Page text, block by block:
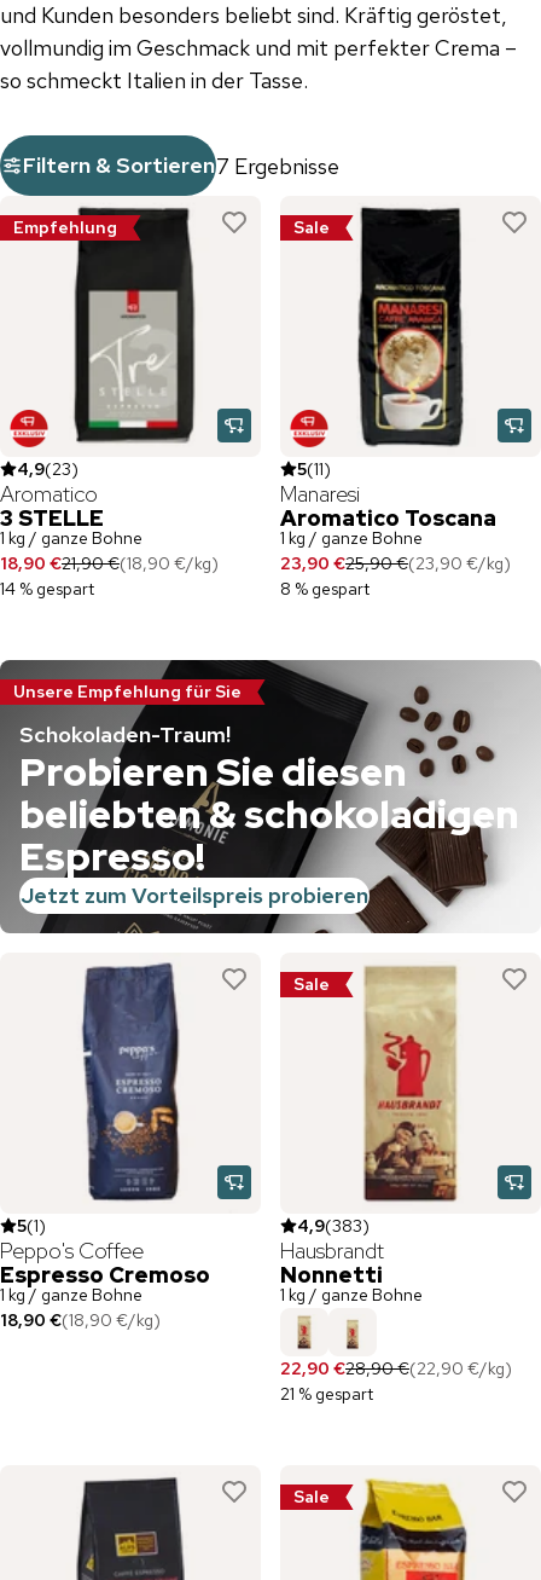
und Kunden besonders beliebt sind. Kräftig geröstet,
vollmundig im Geschmack und mit perfekter Crema –
so schmeckt Italien in der Tasse.
Filtern & Sortieren7 Ergebnisse
Empfehlung
4,9(23)
Aromatico
3 STELLE
1 kg / ganze Bohne
18,90 €21,90 €(18,90 €/kg)
14 % gespart
Sale
5(11)
Manaresi
Aromatico Toscana
1 kg / ganze Bohne
23,90 €25,90 €(23,90 €/kg)
8 % gespart
Unsere Empfehlung für Sie
Schokoladen-Traum!
Probieren Sie diesen
beliebten & schokoladigen
Espresso!
Jetzt zum Vorteilspreis probieren
5(1)
Peppo's Coffee
Espresso Cremoso
1 kg / ganze Bohne
18,90 €(18,90 €/kg)
Sale
4,9(383)
Hausbrandt
Nonnetti
1 kg / ganze Bohne
22,90 €28,90 €(22,90 €/kg)
21 % gespart
Sale